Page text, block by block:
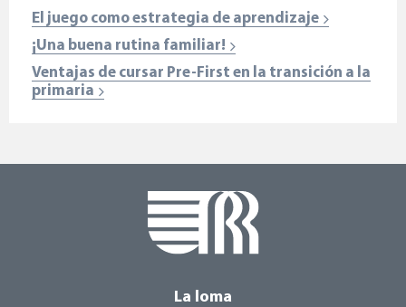
El juego como estrategia de aprendizaje
¡Una buena rutina familiar!
Ventajas de cursar Pre-First en la transición a la
primaria
La loma